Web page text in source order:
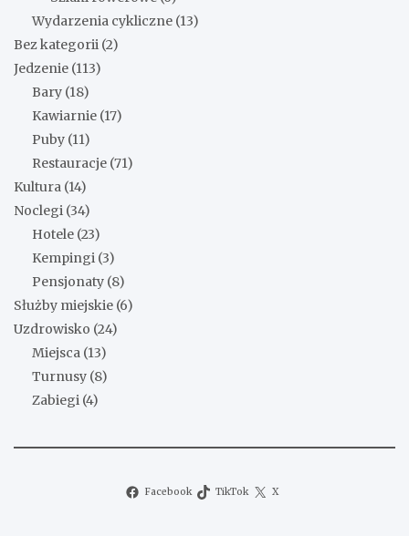
Wydarzenia cykliczne (13)
Bez kategorii (2)
Jedzenie (113)
Bary (18)
Kawiarnie (17)
Puby (11)
Restauracje (71)
Kultura (14)
Noclegi (34)
Hotele (23)
Kempingi (3)
Pensjonaty (8)
Służby miejskie (6)
Uzdrowisko (24)
Miejsca (13)
Turnusy (8)
Zabiegi (4)
Facebook TikTok X